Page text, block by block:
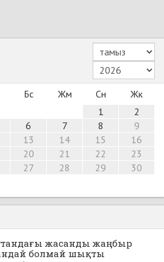
Бс Жм Сн
Жк
1
2
6 7 8
9
13 14 15
16
20 21 22
23
27 28 29
30
жасанды жаңбыр
болмай шықты